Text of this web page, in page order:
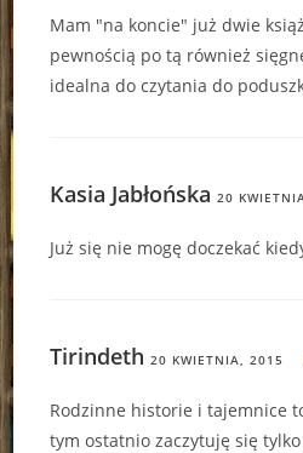
Mam "na koncie" już dwie
pewnością po tą również
idealna do czytania do
Kasia Jabłońska 20
Już się nie mogę doczekać
Tirindeth 20 KWIETNIA, 2015
Rodzinne historie i tajemnice
tym ostatnio zaczytuję się